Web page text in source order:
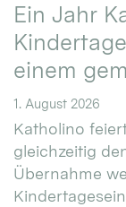
Ein Jahr
einem
1. August 2026
Katholino
gleichzeitig
Übernahme